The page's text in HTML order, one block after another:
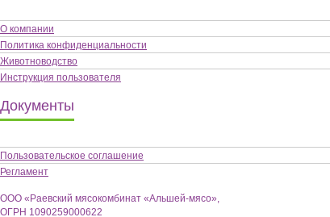
О компании
Политика конфиденциальности
Животноводство
Инструкция пользователя
Документы
Пользовательское соглашение
Регламент
ООО «Раевский мясокомбинат «Альшей-мясо»,
ОГРН 1090259000622